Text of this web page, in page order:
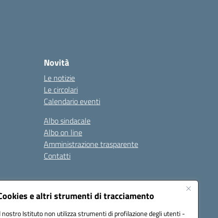
e altri strumenti di tracciamento
nostro Istituto non utilizza strumenti di profilazione degli utenti -
Novità
Le notizie
Le circolari
Calendario eventi
Albo sindacale
Albo on line
Amministrazione trasparente
Contatti